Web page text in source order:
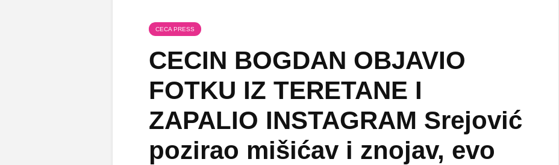
CECA PRESS
CECIN BOGDAN OBJAVIO
FOTKU IZ TERETANE I
ZAPALIO INSTAGRAM Srejović
pozirao mišićav i znojav, evo